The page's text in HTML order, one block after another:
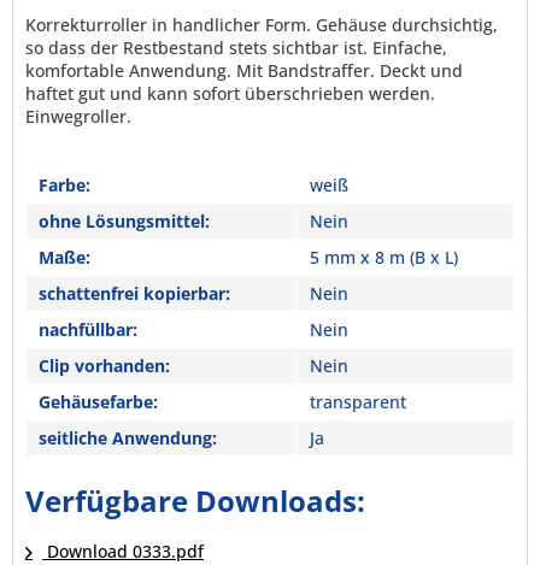
Korrekturroller in handlicher Form. Gehäuse durchsichtig,
so dass der Restbestand stets sichtbar ist. Einfache,
komfortable Anwendung. Mit Bandstraffer. Deckt und
haftet gut und kann sofort überschrieben werden.
Einwegroller.
Farbe:
weiß
ohne Lösungsmittel:
Nein
Maße:
5 mm x 8 m (B x L)
schattenfrei kopierbar:
Nein
nachfüllbar:
Nein
Clip vorhanden:
Nein
Gehäusefarbe:
transparent
seitliche Anwendung:
Ja
Verfügbare Downloads:
Download 0333.pdf